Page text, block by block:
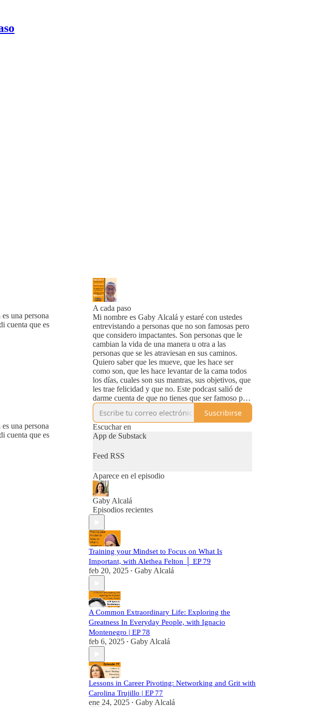
una persona
cuenta que es
una persona
cuenta que es
A cada paso
Mi nombre es Gaby Alcalá y estaré con ustedes
entrevistando a personas que no son famosas pero
que considero impactantes. Son personas que le
cambian la vida de una manera u otra a las
personas que se les atraviesan en sus caminos.
Quiero saber que les mueve, que les hace ser
como son, que les hace levantar de la cama todos
los días, cuales son sus mantras, sus objetivos, que
les trae felicidad y que no. Este podcast salió de
darme cuenta de que no tienes que ser famoso para
impactar vidas…o mejor dicho que la definición
de "famoso" puede ser otra. This is a hybrid
podcast (English/Spanish).
This podcast explores the lives of individuals who
may not be famous but make a significant
difference in their communities—the so-called
Suscribirse
Escuchar en
App de Substack
Feed RSS
Aparece en el episodio
Gaby Alcalá
Episodios recientes
Training your Mindset to Focus on What Is
Important, with Alethea Felton │ EP 79
feb 20, 2025 • Gaby Alcalá
A Common Extraordinary Life: Exploring the
Greatness In Everyday People, with Ignacio
Montenegro | EP 78
feb 6, 2025 • Gaby Alcalá
Lessons in Career Pivoting: Networking and Grit with
Carolina Trujillo | EP 77
ene 24, 2025 • Gaby Alcalá